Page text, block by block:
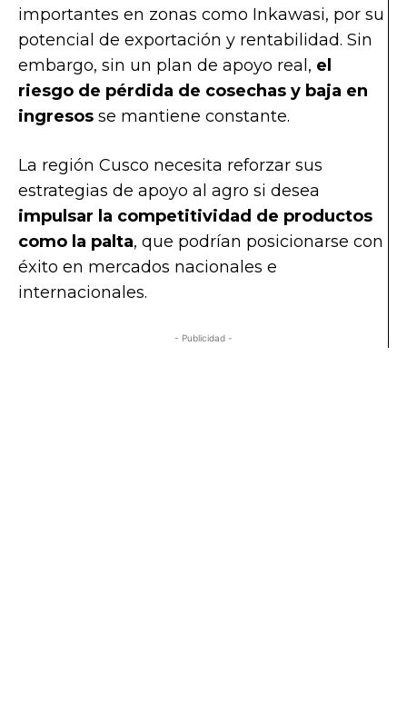
importantes en zonas como Inkawasi, por su
potencial de exportación y rentabilidad. Sin
embargo, sin un plan de apoyo real, el
riesgo de pérdida de cosechas y baja en
ingresos se mantiene constante.
La región Cusco necesita reforzar sus
estrategias de apoyo al agro si desea
impulsar la competitividad de productos
como la palta, que podrían posicionarse con
éxito en mercados nacionales e
internacionales.
- Publicidad -